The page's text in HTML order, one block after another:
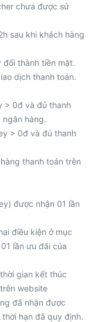
chưa được sử
sau khi khách hàng
thành tiền mặt.
dịch thanh toán.
> 0đ và đủ thanh
hàng.
> 0đ và đủ thanh
thanh toán trên
được nhận 01 lần
điều kiện ở mục
lần ưu đãi của
gian kết thúc
website
đã nhận được
hạn đã quy định.